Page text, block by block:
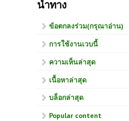
นำทาง
ข้อตกลงร่วม(กรุณาอ่าน)
การใช้งานเวบนี้
ความเห็นล่าสุด
เนื้อหาล่าสุด
บล็อกล่าสุด
Popular content